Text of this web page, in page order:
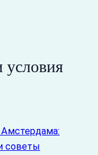
условия
Амстердама:
советы